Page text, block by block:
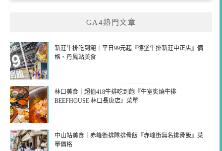
GA4熱門文章
新莊牛排吃到飽｜平日99元起『德堡牛排新莊中正店』價
格、丹鳳站美食
林口美食｜超值418牛排吃到飽『牛室炙燒牛排
BEEFHOUSE 林口長庚店』菜單
中山站美食｜赤峰街排隊排骨飯『赤峰街無名排骨飯』菜
單價格